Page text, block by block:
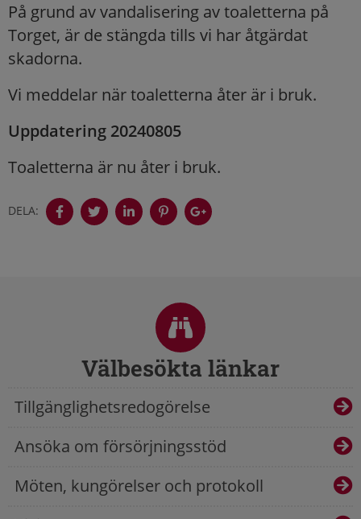
På grund av vandalisering av toaletterna på
Torget, är de stängda tills vi har åtgärdat
skadorna.
Vi meddelar när toaletterna åter är i bruk.
Uppdatering 20240805
Toaletterna är nu åter i bruk.
DELA:
Välbesökta länkar
Tillgänglighetsredogörelse
Ansöka om försörjningsstöd
Möten, kungörelser och protokoll